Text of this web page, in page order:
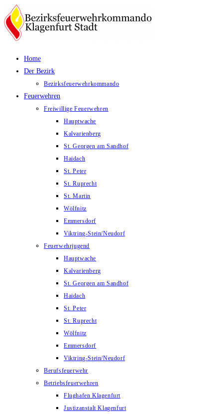
Zum
Inhalt
springen
Home
Der Bezirk
Bezirksfeuerwehrkommando
Feuerwehren
Freiwillige Feuerwehren
Hauptwache
Kalvarienberg
St. Georgen am Sandhof
Haidach
St. Peter
St. Ruprecht
St. Martin
Wölfnitz
Emmersdorf
Viktring-Stein/Neudorf
Feuerwehrjugend
Hauptwache
Kalvarienberg
St. Georgen am Sandhof
Haidach
St. Peter
St. Ruprecht
Wölfnitz
Emmersdorf
Viktring-Stein/Neudorf
Berufsfeuerwehr
Betriebsfeuerwehren
Flughafen Klagenfurt
Justizanstalt Klagenfurt